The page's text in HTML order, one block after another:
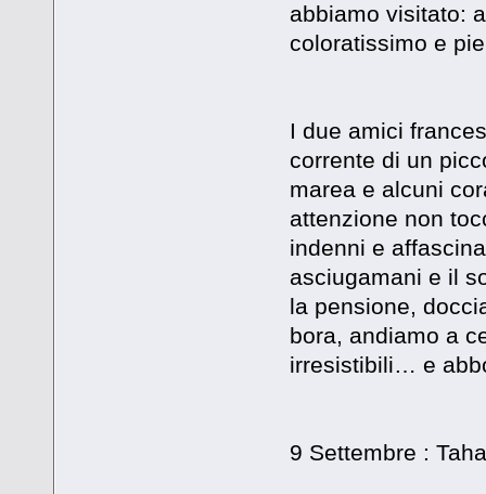
abbiamo visitato:
coloratissimo e
I due amici
corrente di un
marea e alcuni
attenzione non
indenni e
asciugamani e il
la pensione,
bora, andiamo a
irresistibili… e
9 Settembre :